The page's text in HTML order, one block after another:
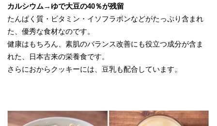
カルシウム→ゆで大豆の40％が残留
たんぱく質・ビタミン・イソフラボンなどがたっぷり含まれ
た、優秀な食材なのです。
健康はもちろん、素肌のバランス改善にも役立つ成分が含ま
れた、日本古来の栄養食です。
さらにおからクッキーには、豆乳も配合しています。